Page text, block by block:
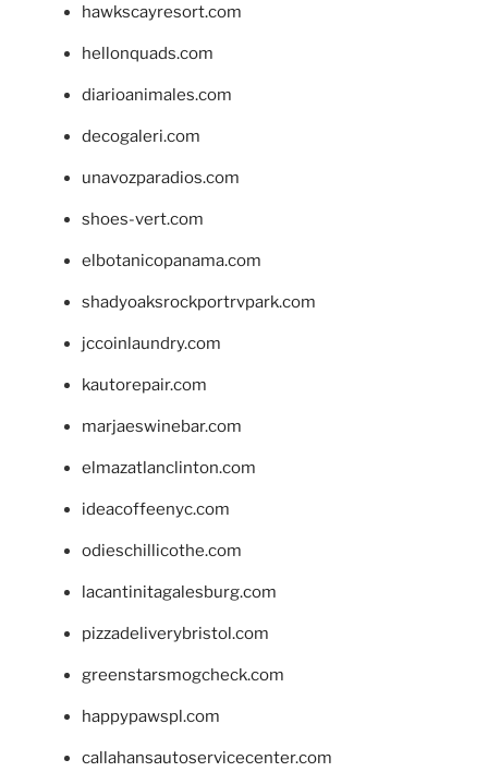
hawkscayresort.com
hellonquads.com
diarioanimales.com
decogaleri.com
unavozparadios.com
shoes-vert.com
elbotanicopanama.com
shadyoaksrockportrvpark.com
jccoinlaundry.com
kautorepair.com
marjaeswinebar.com
elmazatlanclinton.com
ideacoffeenyc.com
odieschillicothe.com
lacantinitagalesburg.com
pizzadeliverybristol.com
greenstarsmogcheck.com
happypawspl.com
callahansautoservicecenter.com